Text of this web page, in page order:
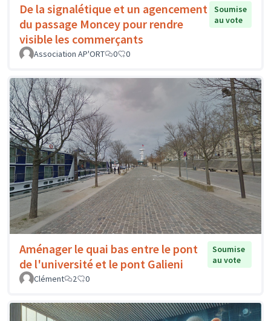
De la signalétique et un agencement
du passage Moncey pour rendre
visible les commerçants
Soumise
au vote
Association AP'ORT 0 0
Aménager le quai bas entre le pont
de l'université et le pont Galieni
Soumise
au vote
Clément
2 0